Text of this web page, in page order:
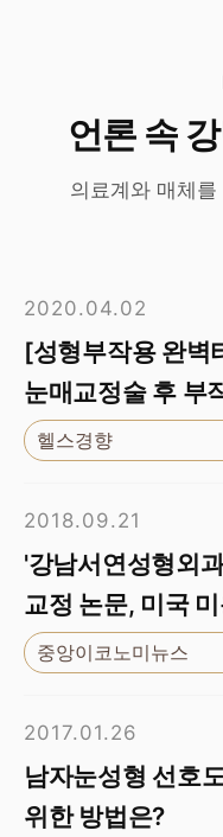
언론 속
의료계와 매체
2020.04.02
[성형부작용 완벽
눈매교정술 후 부
헬스경향
2018.09.21
'강남서연성형외
교정 논문, 미국
중앙이코노미뉴스
2017.01.26
남자눈성형 선호
위한 방법은?